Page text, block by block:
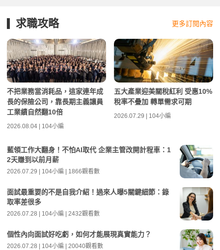
求職攻略 更多訂閱內容
不把業務當消耗品，這家連年成
長的保險公司，靠長期主義讓員
工業績自然翻10倍
2026.08.04 | 104小編
五大產業迎美關稅紅利 受惠10%
稅率不疊加 轉單需求可期
2026.07.29 | 104小編
藍領工作大翻身！不怕AI取代 企業主管改開計程車：1
2天賺到以前月薪
2026.07.29 | 104小編 | 1866觀看數
面試最重要的不是自我介紹！過來人曝5關鍵細節：錄
取率差很多
2026.07.28 | 104小編 | 2432觀看數
個性內向面試好吃虧，如何才能展現真實能力？
2026.07.28 | 104小編 | 20040觀看數